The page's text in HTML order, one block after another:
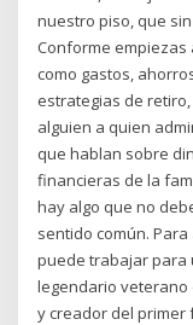
nuestro piso, que
Conforme
como gastos,
estrategias de
alguien a quien
que hablan sobre
financieras de la
hay algo que no
sentido común.
puede trabajar para
legendario
y creador del primer